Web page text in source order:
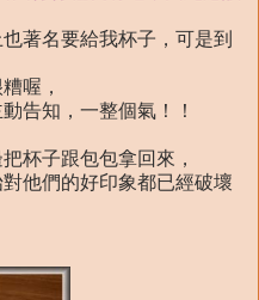
著名要給我杯子，可是到
喔，
告知，一整個氣！！
杯子跟包包拿回來，
他們的好印象都已經破壞